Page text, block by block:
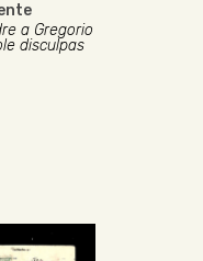
a Gregorio
disculpas